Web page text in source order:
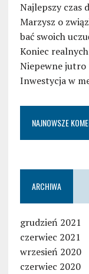
Najlepszy czas
Marzysz o
bać swoich
Koniec
Niepewne jutro
Inwestycja w
NAJNOWSZE
ARCHIWA
grudzień 2021
czerwiec 2021
wrzesień 2020
czerwiec 2020